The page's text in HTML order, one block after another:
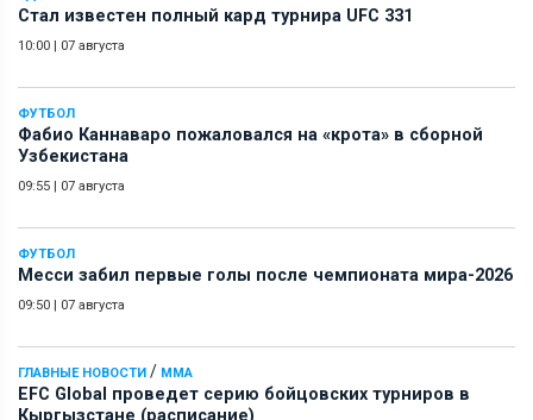
Стал известен полный кард турнира UFC 331
10:00 | 07 августа
ФУТБОЛ
Фабио Каннаваро пожаловался на «крота» в сборной
Узбекистана
09:55 | 07 августа
ФУТБОЛ
Месси забил первые голы после чемпионата мира-2026
09:50 | 07 августа
ГЛАВНЫЕ НОВОСТИ / ММА
EFC Global проведет серию бойцовских турниров в
Кыргызстане (расписание)